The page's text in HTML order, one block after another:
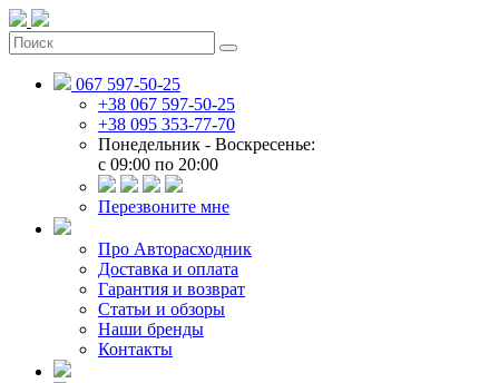
067 597-50-25
+38 067 597-50-25
+38 095 353-77-70
Понедельник - Воскресенье:
c 09:00 по 20:00
Перезвоните мне
Про Авторасходник
Доставка и оплата
Гарантия и возврат
Статьи и обзоры
Наши бренды
Контакты